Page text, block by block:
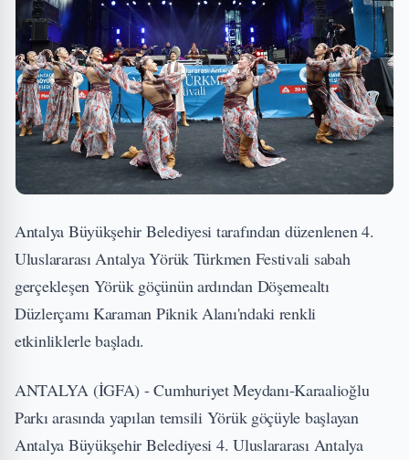
Antalya Büyükşehir Belediyesi tarafından düzenlenen 4.
Uluslararası Antalya Yörük Türkmen Festivali sabah
gerçekleşen Yörük göçünün ardından Döşemealtı
Düzlerçamı Karaman Piknik Alanı'ndaki renkli
etkinliklerle başladı.
ANTALYA (İGFA) - Cumhuriyet Meydanı-Karaalioğlu
Parkı arasında yapılan temsili Yörük göçüyle başlayan
Antalya Büyükşehir Belediyesi 4. Uluslararası Antalya